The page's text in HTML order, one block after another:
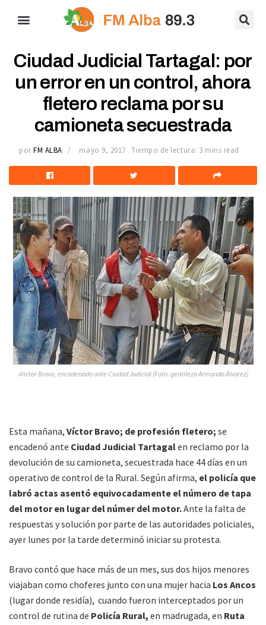
Ciudad Judicial Tartagal: por
un error en un control, ahora
fletero reclama por su
camioneta secuestrada
por FM ALBA mayo 9, 2017 Tiempo de lectura: 3 mins read
»Victor Bravo, encadenado ante Ciudad Judicial (Foto: gentileza Armando Álvarez)
Esta mañana, Víctor Bravo; de profesión fletero; se
encadenó ante Ciudad Judicial Tartagalen reclamo por la
devolución de su camioneta, secuestrada hace 44 días en un
operativo de control de la Rural. Según afirma, el policía que
labró actas asentó equivocadamente el número de tapa
del motor en lugar del númer del motor.Ante la falta de
respuestas y solución por parte de las autoridades policiales,
ayer lunes por la tarde determinó iniciar su protesta.
Bravo contó que hace más de un mes, sus dos hijos menores
viajaban como choferes junto con una mujer hacia Los Ancos
(lugar donde residía), cuando fueron interceptados por un
control de rutina de Policía Rural, en madrugada, en Ruta